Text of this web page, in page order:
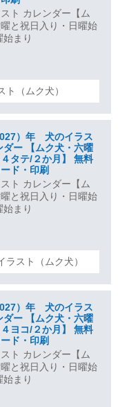
ト カレンダー【ム
と祝日入り・日曜始
始まり
（ムク犬）
）年 犬のイラス
ダー 【ムク犬・六曜
タテ/２か月】 無料
ド・印刷
ト カレンダー【ム
と祝日入り・日曜始
始まり
スト（ムク犬）
）年 犬のイラス
ダー 【ムク犬・六曜
ヨコ/２か月】 無料
ド・印刷
ト カレンダー【ム
と祝日入り・日曜始
始まり